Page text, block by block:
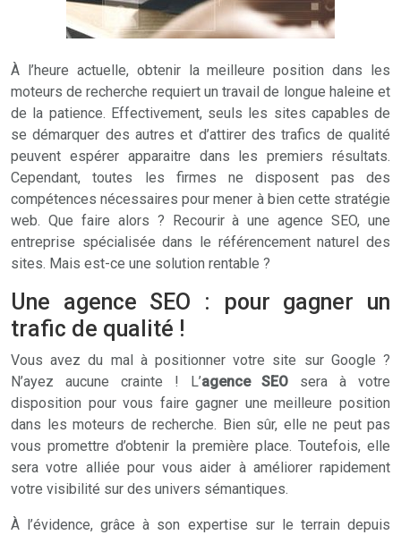
À l’heure actuelle, obtenir la meilleure position dans les
moteurs de recherche requiert un travail de longue haleine et
de la patience. Effectivement, seuls les sites capables de
se démarquer des autres et d’attirer des trafics de qualité
peuvent espérer apparaitre dans les premiers résultats.
Cependant, toutes les firmes ne disposent pas des
compétences nécessaires pour mener à bien cette stratégie
web. Que faire alors ? Recourir à une agence SEO, une
entreprise spécialisée dans le référencement naturel des
sites. Mais est-ce une solution rentable ?
Une agence SEO : pour gagner un
trafic de qualité !
Vous avez du mal à positionner votre site sur Google ?
N’ayez aucune crainte ! L’agence SEO sera à votre
disposition pour vous faire gagner une meilleure position
dans les moteurs de recherche. Bien sûr, elle ne peut pas
vous promettre d’obtenir la première place. Toutefois, elle
sera votre alliée pour vous aider à améliorer rapidement
votre visibilité sur des univers sémantiques.
À l’évidence, grâce à son expertise sur le terrain depuis